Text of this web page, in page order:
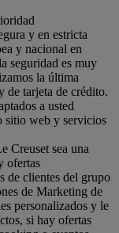
y en estricta
y nacional en
seguridad es muy
la última
de tarjeta de crédito.
a usted
sitio web y servicios
Creuset sea una
ofertas
de clientes del grupo
de Marketing de
personalizados y le
si hay ofertas